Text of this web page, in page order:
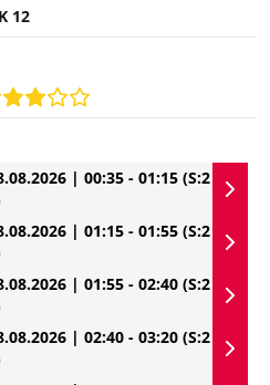
12
| 00:35 - 01:15 (S:2
| 01:15 - 01:55 (S:2
| 01:55 - 02:40 (S:2
| 02:40 - 03:20 (S:2